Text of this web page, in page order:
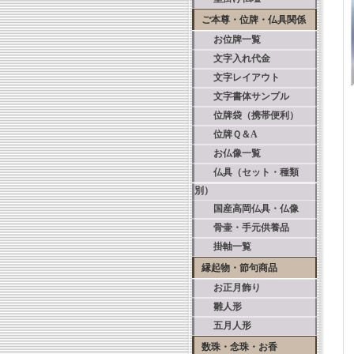
ご本尊・位牌・仏具関係
お位牌一覧
文字入れ代金
文字レイアウト
文字書体サンプル
位牌袋（携帯便利）
位牌Ｑ＆A
お仏像一覧
仏具（セット・種類
別）
国産高岡仏具・仏像
骨壷・手元供養品
掛軸一覧
縁起物・節句商品
お正月飾り
雛人形
五月人形
数珠・念珠・お香